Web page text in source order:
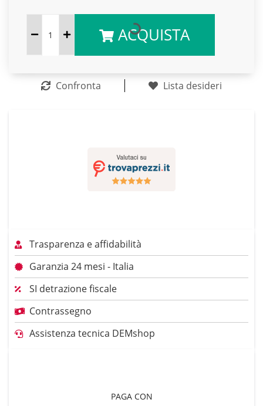
ACQUISTA
Confronta Lista desideri
Trasparenza e affidabilità
Garanzia 24 mesi - Italia
SI detrazione fiscale
Contrassegno
Assistenza tecnica DEMshop
PAGA CON